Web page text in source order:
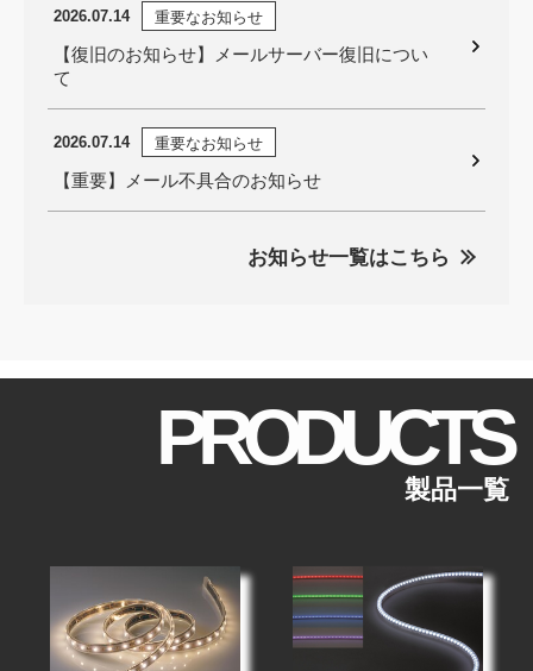
2026.07.14 重要なお知らせ
【復旧のお知らせ】メールサーバー復旧につい
て
2026.07.14 重要なお知らせ
【重要】メール不具合のお知らせ
お知らせ一覧はこちら
PRODUCTS
製品一覧